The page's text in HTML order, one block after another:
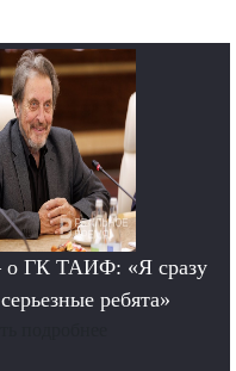
ГК ТАИФ: «Я сразу
ребята»